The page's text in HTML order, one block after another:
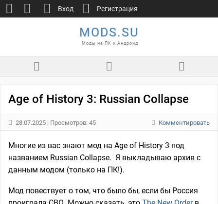
MODS.SU
Моды на ПК и Андроид
Age of History 3: Russian Collapse
28.07.2025 | Просмотров: 45 Комментировать
Многие из вас знают мод на Age of History 3 под
названием Russian Collapse. Я выкладываю архив с
данным модом (только на ПК!).
Мод повествует о том, что было бы, если бы Россия
Вход Регистрация